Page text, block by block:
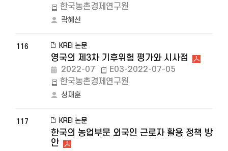
한국농촌경제연구원
곽혜선
116 KREI 논문
영국의 제3차 기후위험 평가와 시사점
2022-07
E03-2022-07-05
한국농촌경제연구원
성재훈
117 KREI 논문
한국의 농업부문 외국인 근로자 활용 정책 방
안